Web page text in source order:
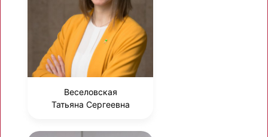
Веселовская
Татьяна Сергеевна